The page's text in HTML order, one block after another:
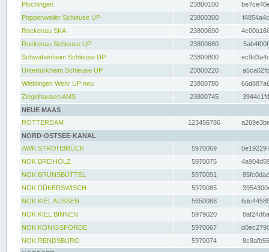
Plochingen
23800100
Poppenweiler Schleuse UP
23800300
Rockenau SKA
23800690
Rockenau Schleuse UP
23800680
Schwabenheim Schleuse UP
23800800
Untertürkheim Schleuse UP
23800220
Wieblingen Wehr UP neu
23800780
Ziegelhausen AMS
23800745
NEUE MAAS
ROTTERDAM
123456786
NORD-OSTSEE-KANAL
AWK STROHBRÜCK
5970069
NOK BREIHOLZ
5970075
NOK BRUNSBÜTTEL
5970091
NOK DÜKERSWISCH
5970085
NOK KIEL AUSSEN
5650068
NOK KIEL BINNEN
5979020
NOK KÖNIGSFÖRDE
5970067
NOK RENDSBURG
5970074